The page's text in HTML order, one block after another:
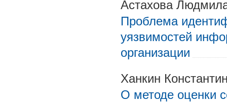
Астахова
Проблема
уязвимостей
организации
Ханкин
О методе оценки